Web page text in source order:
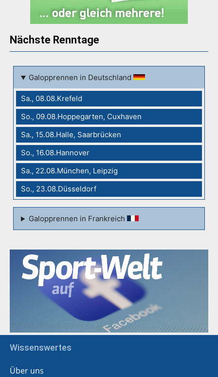
Nächste Renntage
Galopprennen in Deutschland
Sa., 08.08.Krefeld
So., 09.08.Hoppegarten, Cuxhaven
Sa., 15.08.Halle, Saarbrücken
So., 16.08.Hannover
Sa., 22.08.München, Leipzig
So., 23.08.Düsseldorf
Galopprennen in Frankreich
Wissenswertes
Über uns